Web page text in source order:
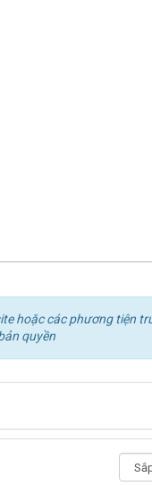
hoặc các phương tiện
quyền